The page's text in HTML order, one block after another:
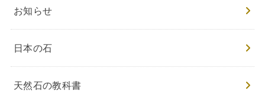
お知らせ
日本の石
天然石の教科書